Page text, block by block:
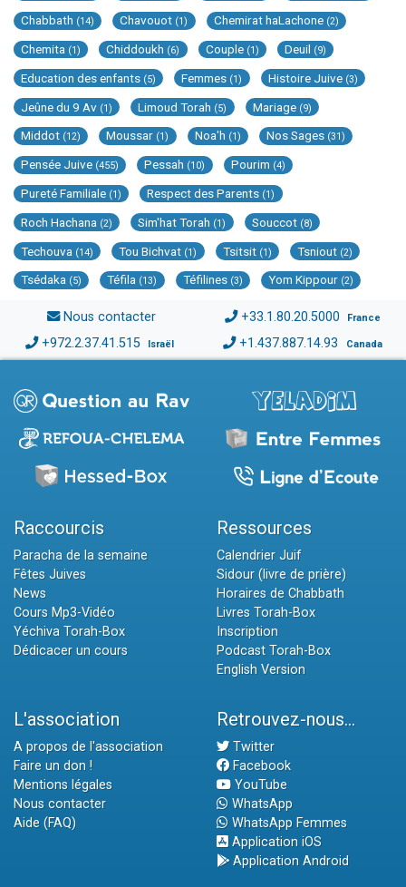
Chabbath (14) Chavouot (1) Chemirat haLachone (2)
Chemita (1) Chiddoukh (6) Couple (1) Deuil (9)
Education des enfants (5) Femmes (1) Histoire Juive (3)
Jeûne du 9 Av (1) Limoud Torah (5) Mariage (9)
Middot (12) Moussar (1) Noa'h (1) Nos Sages (31)
Pensée Juive (455) Pessah (10) Pourim (4)
Pureté Familiale (1) Respect des Parents (1)
Roch Hachana (2) Sim'hat Torah (1) Souccot (8)
Techouva (14) Tou Bichvat (1) Tsitsit (1) Tsniout (2)
Tsédaka (5) Téfila (13) Téfilines (3) Yom Kippour (2)
Nous contacter +33.1.80.20.5000 France
+972.2.37.41.515 Israël +1.437.887.14.93 Canada
Raccourcis
Paracha de la semaine
Fêtes Juives
News
Cours Mp3-Vidéo
Yéchiva Torah-Box
Dédicacer un cours
Ressources
Calendrier Juif
Sidour (livre de prière)
Horaires de Chabbath
Livres Torah-Box
Inscription
Podcast Torah-Box
English Version
L'association
A propos de l'association
Faire un don !
Mentions légales
Nous contacter
Aide (FAQ)
Retrouvez-nous...
Twitter
Facebook
YouTube
WhatsApp
WhatsApp Femmes
Application iOS
Application Android